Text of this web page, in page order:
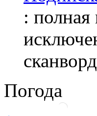
: полная
Погода